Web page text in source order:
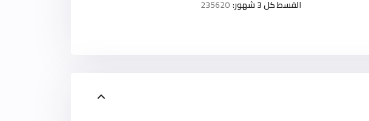
القسط كل 3 شهور:
235620